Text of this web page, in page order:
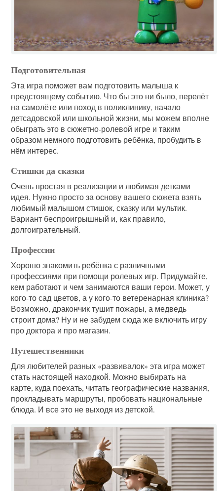
Подготовительная
Эта игра поможет вам подготовить малыша к
предстоящему событию. Что бы это ни было, перелёт
на самолёте или поход в поликлинику, начало
детсадовской или школьной жизни, мы можем вполне
обыграть это в сюжетно-ролевой игре и таким
образом немного подготовить ребёнка, пробудить в
нём интерес.
Стишки да сказки
Очень простая в реализации и любимая детками
идея. Нужно просто за основу вашего сюжета взять
любимый малышом стишок, сказку или мультик.
Вариант беспроигрышный и, как правило,
долгоигрательный.
Профессии
Хорошо знакомить ребёнка с различными
профессиями при помощи ролевых игр. Придумайте,
кем работают и чем занимаются ваши герои. Может, у
кого-то сад цветов, а у кого-то ветеренарная клиника?
Возможно, дракончик тушит пожары, а медведь
строит дома? Ну и не забудем сюда же включить игру
про доктора и про магазин.
Путешественники
Для любителей разных «развивалок» эта игра может
стать настоящей находкой. Можно выбирать на
карте, куда поехать, читать географические названия,
прокладывать маршруты, пробовать национальные
блюда. И все это не выходя из детской.